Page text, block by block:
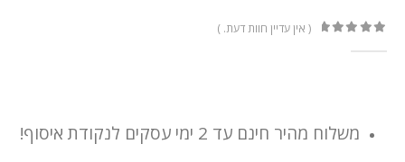
( אין עדיין חוות דעת. )
משלוח מהיר חינם עד 2 ימי עסקים לנקודת איסוף!